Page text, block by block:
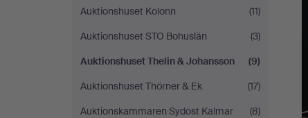
Auktionshuset Kolonn
(11)
Auktionshuset STO Bohuslän
(3)
Auktionshuset Thelin & Johansson
(9)
Auktionshuset Thörner & Ek
(17)
Auktionskammaren Sydost Kalmar
(8)